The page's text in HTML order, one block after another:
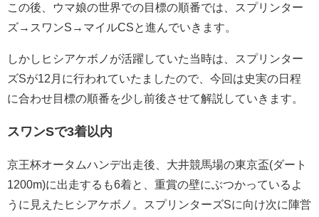
この後、ウマ娘の世界での目標の順番では、スプリンター
ズ→スワンS→マイルCSと進んでいきます。
しかしヒシアケボノが活躍していた当時は、スプリンター
ズSが12月に行われていたましたので、今回は史実の日程
に合わせ目標の順番を少し前後させて解説していきます。
スワンSで3着以内
京王杯オータムハンデ出走後、大井競馬場の東京盃(ダート
1200m)に出走するも6着と、重賞の壁にぶつかっているよ
うに見えたヒシアケボノ。スプリンターズSに向け次に陣営